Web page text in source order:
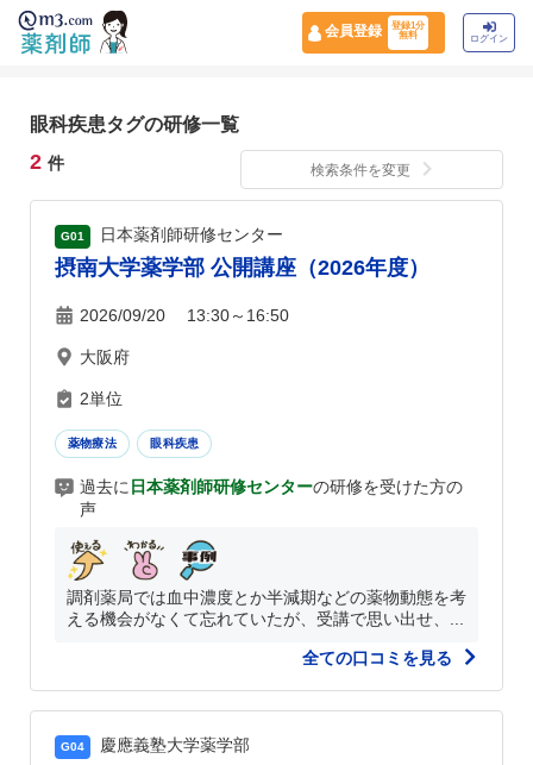
会員登録
登録1分
無料
ログイン
眼科疾患タグの研修一覧
2 件 検索条件を変更
G01 日本薬剤師研修センター
摂南大学薬学部 公開講座（2026年度）
2026/09/20 13:30～16:50
大阪府
2単位
薬物療法 眼科疾患
過去に 日本薬剤師研修センターの研修を受けた方の
声
調剤薬局では血中濃度とか半減期などの薬物動態を考
える機会がなくて忘れていたが、受講で思い出せ、...
全ての口コミを見る
G04 慶應義塾大学薬学部